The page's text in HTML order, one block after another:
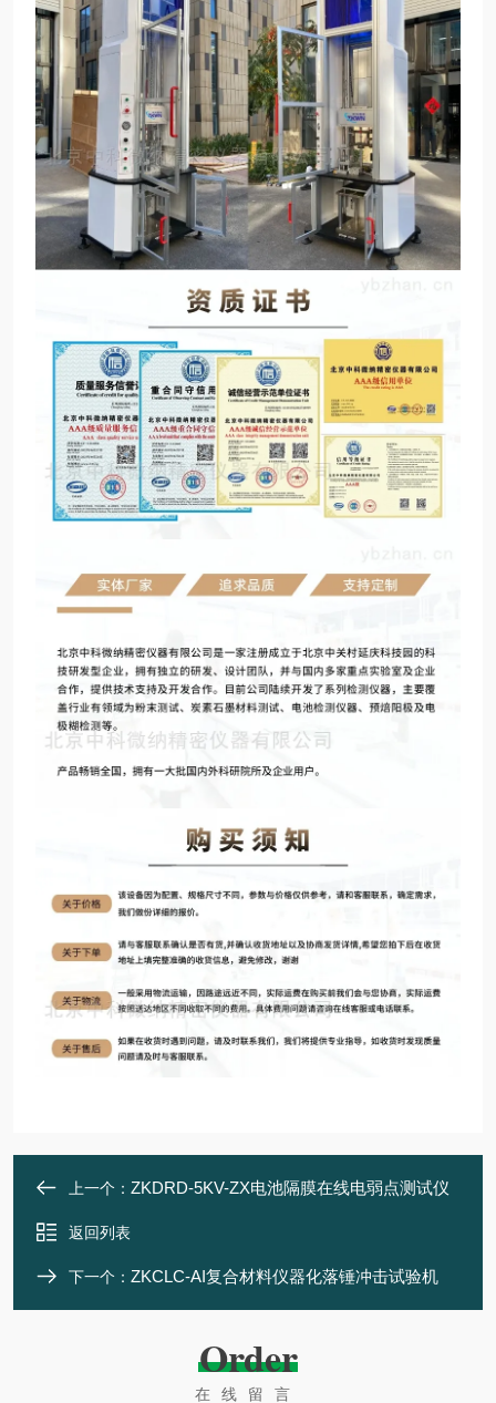
上一个： ZKDRD-5KV-ZX电池隔膜在线电弱点测试仪
返回列表
下一个： ZKCLC-AI复合材料仪器化落锤冲击试验机
Order
在线留言